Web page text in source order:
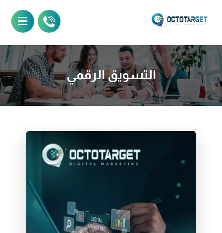
التسويق الرقمي